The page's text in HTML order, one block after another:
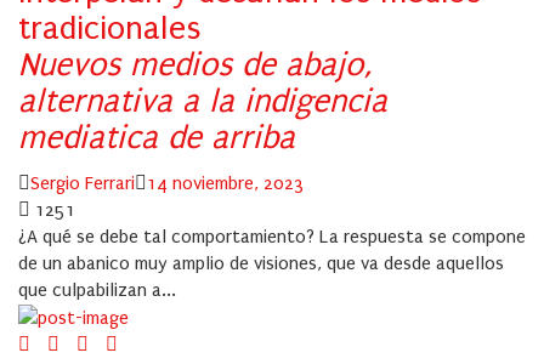
tradicionales
Nuevos medios de abajo,
alternativa a la indigencia
mediatica de arriba
Author
Sergio Ferrari
Posted
14 noviembre, 2023
1251
¿A qué se debe tal comportamiento? La respuesta se compone
de un abanico muy amplio de visiones, que va desde aquellos
que culpabilizan a...